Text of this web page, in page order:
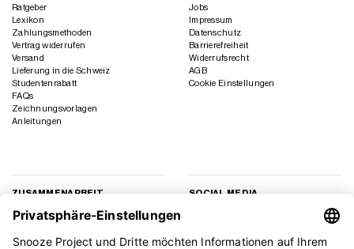
Ratgeber
Lexikon
Zahlungsmethoden
Vertrag widerrufen
Versand
Lieferung in die Schweiz
Studentenrabatt
FAQs
Zeichnungsvorlagen
Anleitungen
Jobs
Impressum
Datenschutz
Barrierefreiheit
Widerrufsrecht
AGB
Cookie Einstellungen
ZUSAMMENARBEIT
Geschäftskunden
Presse
SOCIAL MEDIA
TikTok